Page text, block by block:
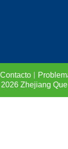
Contacto
2026Zhejiang